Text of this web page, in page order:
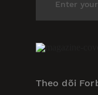
Theo dõi